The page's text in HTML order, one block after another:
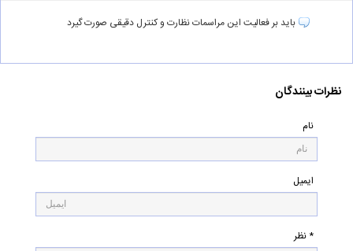
باید بر فعالیت این مراسمات نظارت و کنترل دقیقی صورت گیرد
نظرات بینندگان
نام
ایمیل
* نظر